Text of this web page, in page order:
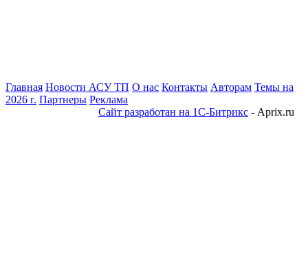
Главная Новости АСУ ТП О нас Контакты Авторам Темы на
2026 г. Партнеры Реклама
Сайт разработан на 1С-Битрикс - Aprix.ru